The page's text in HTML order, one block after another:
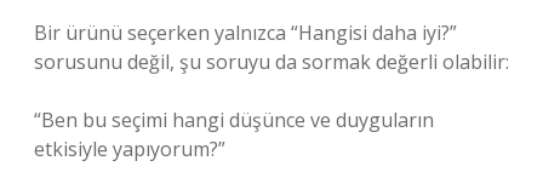
Bir ürünü seçerken yalnızca “Hangisi daha iyi?”
sorusunu değil, şu soruyu da sormak değerli olabilir:
“Ben bu seçimi hangi düşünce ve duyguların
etkisiyle yapıyorum?”